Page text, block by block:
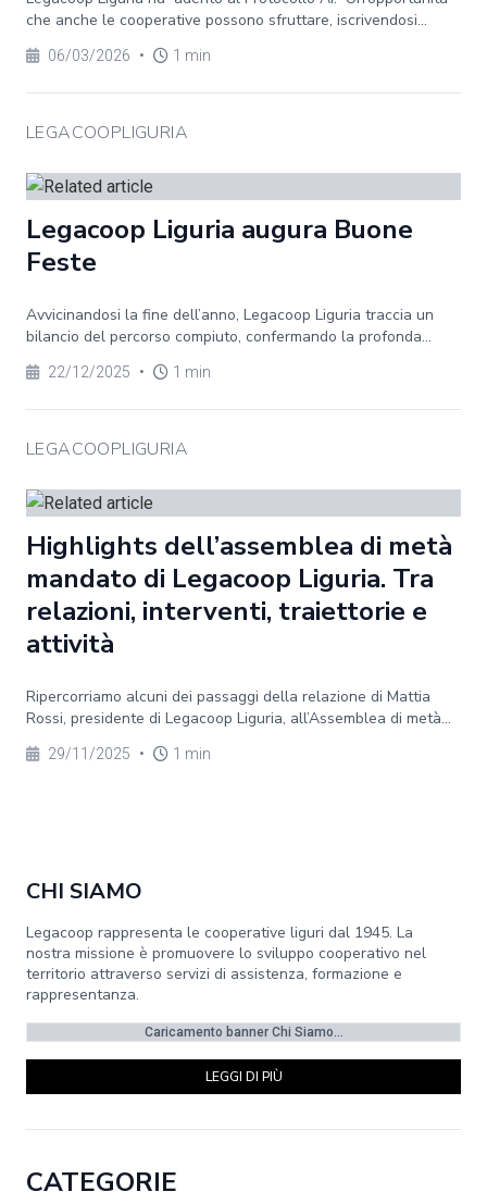
che anche le cooperative possono sfruttare, iscrivendosi...
06/03/2026 • 1 min
LEGACOOPLIGURIA
Legacoop Liguria augura Buone
Feste
Avvicinandosi la fine dell’anno, Legacoop Liguria traccia un
bilancio del percorso compiuto, confermando la profonda...
22/12/2025 • 1 min
LEGACOOPLIGURIA
Highlights dell’assemblea di metà
mandato di Legacoop Liguria. Tra
relazioni, interventi, traiettorie e
attività
Ripercorriamo alcuni dei passaggi della relazione di Mattia
Rossi, presidente di Legacoop Liguria, all’Assemblea di metà...
29/11/2025 • 1 min
CHI SIAMO
Legacoop rappresenta le cooperative liguri dal 1945. La
nostra missione è promuovere lo sviluppo cooperativo nel
territorio attraverso servizi di assistenza, formazione e
rappresentanza.
Caricamento banner Chi Siamo...
LEGGI DI PIÙ
CATEGORIE